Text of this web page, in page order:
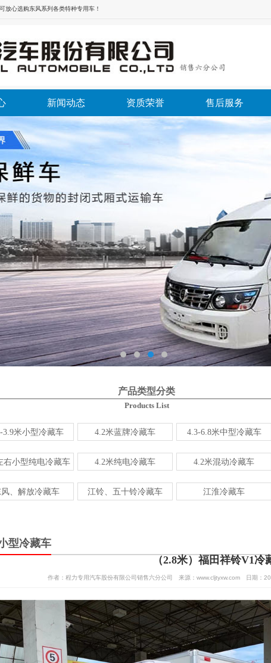
放心选购东风系列各类特种专用车！
新闻动态 资质荣誉 售后服务
产品类型分类
Products List
3.9米小型冷藏车 4.2米蓝牌冷藏车 4.3-6.8米中型冷藏车
右小型纯电冷藏车 4.2米纯电冷藏车 4.2米混动冷藏车
风、解放冷藏车 江铃、五十铃冷藏车 江淮冷藏车
型冷藏车
（2.8米）福田祥铃V1冷
作者：程力专用汽车股份有限公司销售六分公司 来源：www.cljtyxw.com 日期：